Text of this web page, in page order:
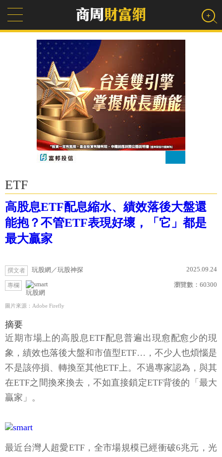
ETF
高股息ETF配息縮水、績效落後大盤還
能抱？不管ETF表現好壞，「它」都是
最大贏家
撰文者 玩股網／玩股神探 2025.09.24
專欄
玩股網
瀏覽數： 60300
圖片來源：Adobe Firefly
摘要
近期市場上的高股息ETF配息普遍出現愈配愈少的現
象，績效也落後大盤和市值型ETF…，不少人也煩惱是
不是該停損、轉換至其他ETF上。不過專家認為，與其
在ETF之間換來換去，不如直接鎖定ETF背後的「最大
贏家」。
最近台灣人超愛ETF，全市場規模已經衝破6兆元，光